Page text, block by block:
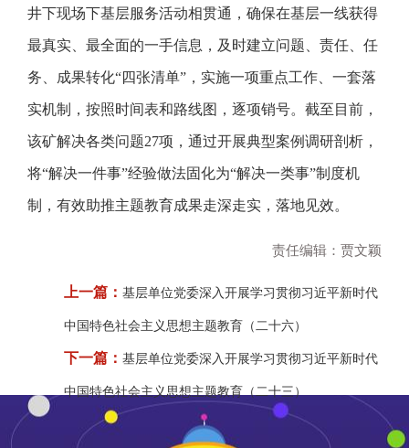
井下现场下基层服务活动相贯通，确保在基层一线获得
最真实、最全面的一手信息，及时建立问题、责任、任
务、成果转化“四张清单”，实施一项重点工作、一套落
实机制，按照时间表和路线图，逐项销号。截至目前，
该矿解决各类问题27项，通过开展典型案例调研剖析，
将“解决一件事”经验做法固化为“解决一类事”制度机
制，有效助推主题教育成果走深走实，落地见效。
责任编辑：贾文颖
上一篇： 基层单位党委深入开展学习贯彻习近平新时代
中国特色社会主义思想主题教育（二十六）
下一篇： 基层单位党委深入开展学习贯彻习近平新时代
中国特色社会主义思想主题教育（二十三）